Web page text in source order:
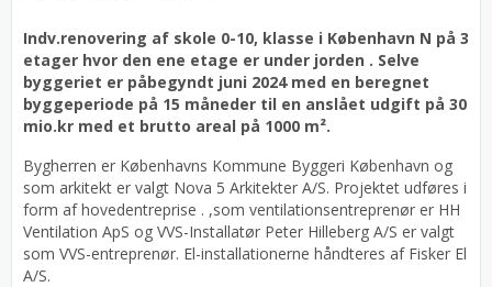
Indv.renovering af skole 0-10, klasse i København N på 3
etager hvor den ene etage er under jorden . Selve
byggeriet er påbegyndt juni 2024 med en beregnet
byggeperiode på 15 måneder til en anslået udgift på 30
mio.kr med et brutto areal på 1000 m².
Bygherren er Københavns Kommune Byggeri København og
som arkitekt er valgt Nova 5 Arkitekter A/S. Projektet udføres i
form af hovedentreprise . ,som ventilationsentreprenør er HH
Ventilation ApS og VVS-Installatør Peter Hilleberg A/S er valgt
som VVS-entreprenør. El-installationerne håndteres af Fisker El
A/S.